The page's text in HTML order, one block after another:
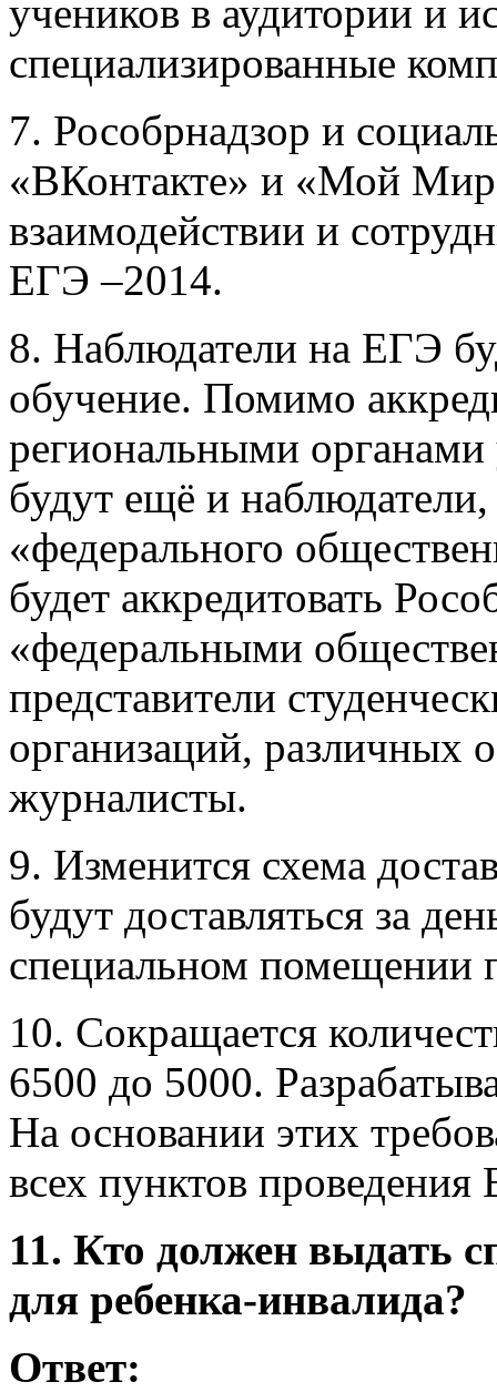
учеников в аудитории и
специализированные
7. Рособрнадзор и
«ВКонтакте» и «Мой
взаимодействии и
ЕГЭ –2014.
8. Наблюдатели на ЕГЭ
обучение. Помимо
региональными органами
будут ещё и
«федерального
будет аккредитовать
«федеральными
представители
организаций, различных
журналисты.
9. Изменится схема
будут доставляться за
специальном помещении
10. Сокращается
6500 до 5000.
На основании этих
всех пунктов
11. Кто должен выдать
для ребенка-инвалида?
Ответ: